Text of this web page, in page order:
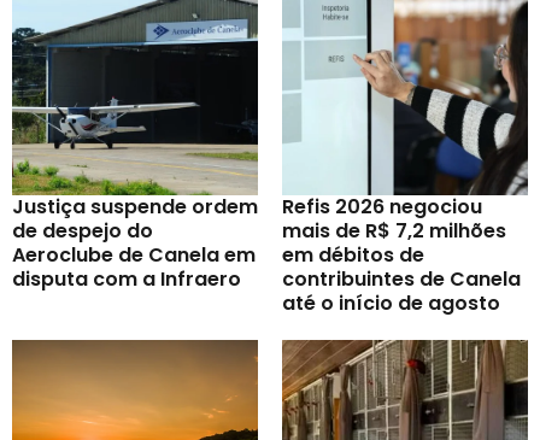
Justiça suspende ordem
de despejo do
Aeroclube de Canela em
disputa com a Infraero
Refis 2026 negociou
mais de R$ 7,2 milhões
em débitos de
contribuintes de Canela
até o início de agosto